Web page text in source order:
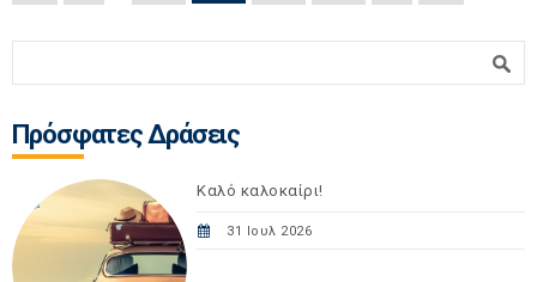
Πρόσφατες Δράσεις
Καλό καλοκαίρι!
31 Ιουλ 2026